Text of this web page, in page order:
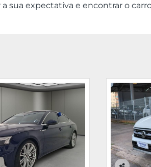
expectativa e encontrar o